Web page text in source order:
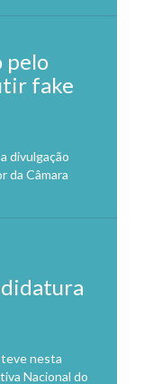
pelo
fake
divulgação
da Câmara
nesta
Nacional do